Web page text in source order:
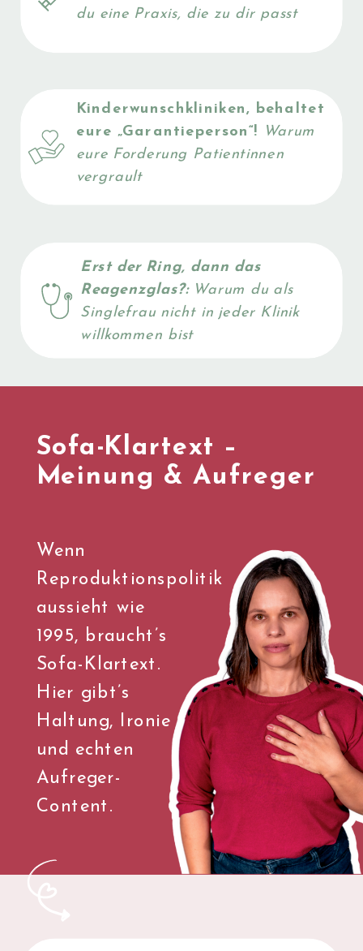
LESEN
du eine Praxis, die zu dir passt
Erst der Ring, dann das
Reagenzglas?: Warum du als
Singlefrau nicht in jeder Klinik
willkommen bist
Kinderwunschkliniken, behaltet
eure „Garantieperson“!
Warum
eure Forderung Patientinnen
vergrault
Wenn
Reproduktionspolitik
aussieht wie
1995, braucht’s
Sofa-Klartext.
Hier gibt’s
Haltung, Ironie
und echten
Aufreger-
Content.
Sofa-Klartext –
Meinung & Aufreger